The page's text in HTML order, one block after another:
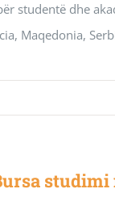
studentë dhe
Maqedonia,
studimi